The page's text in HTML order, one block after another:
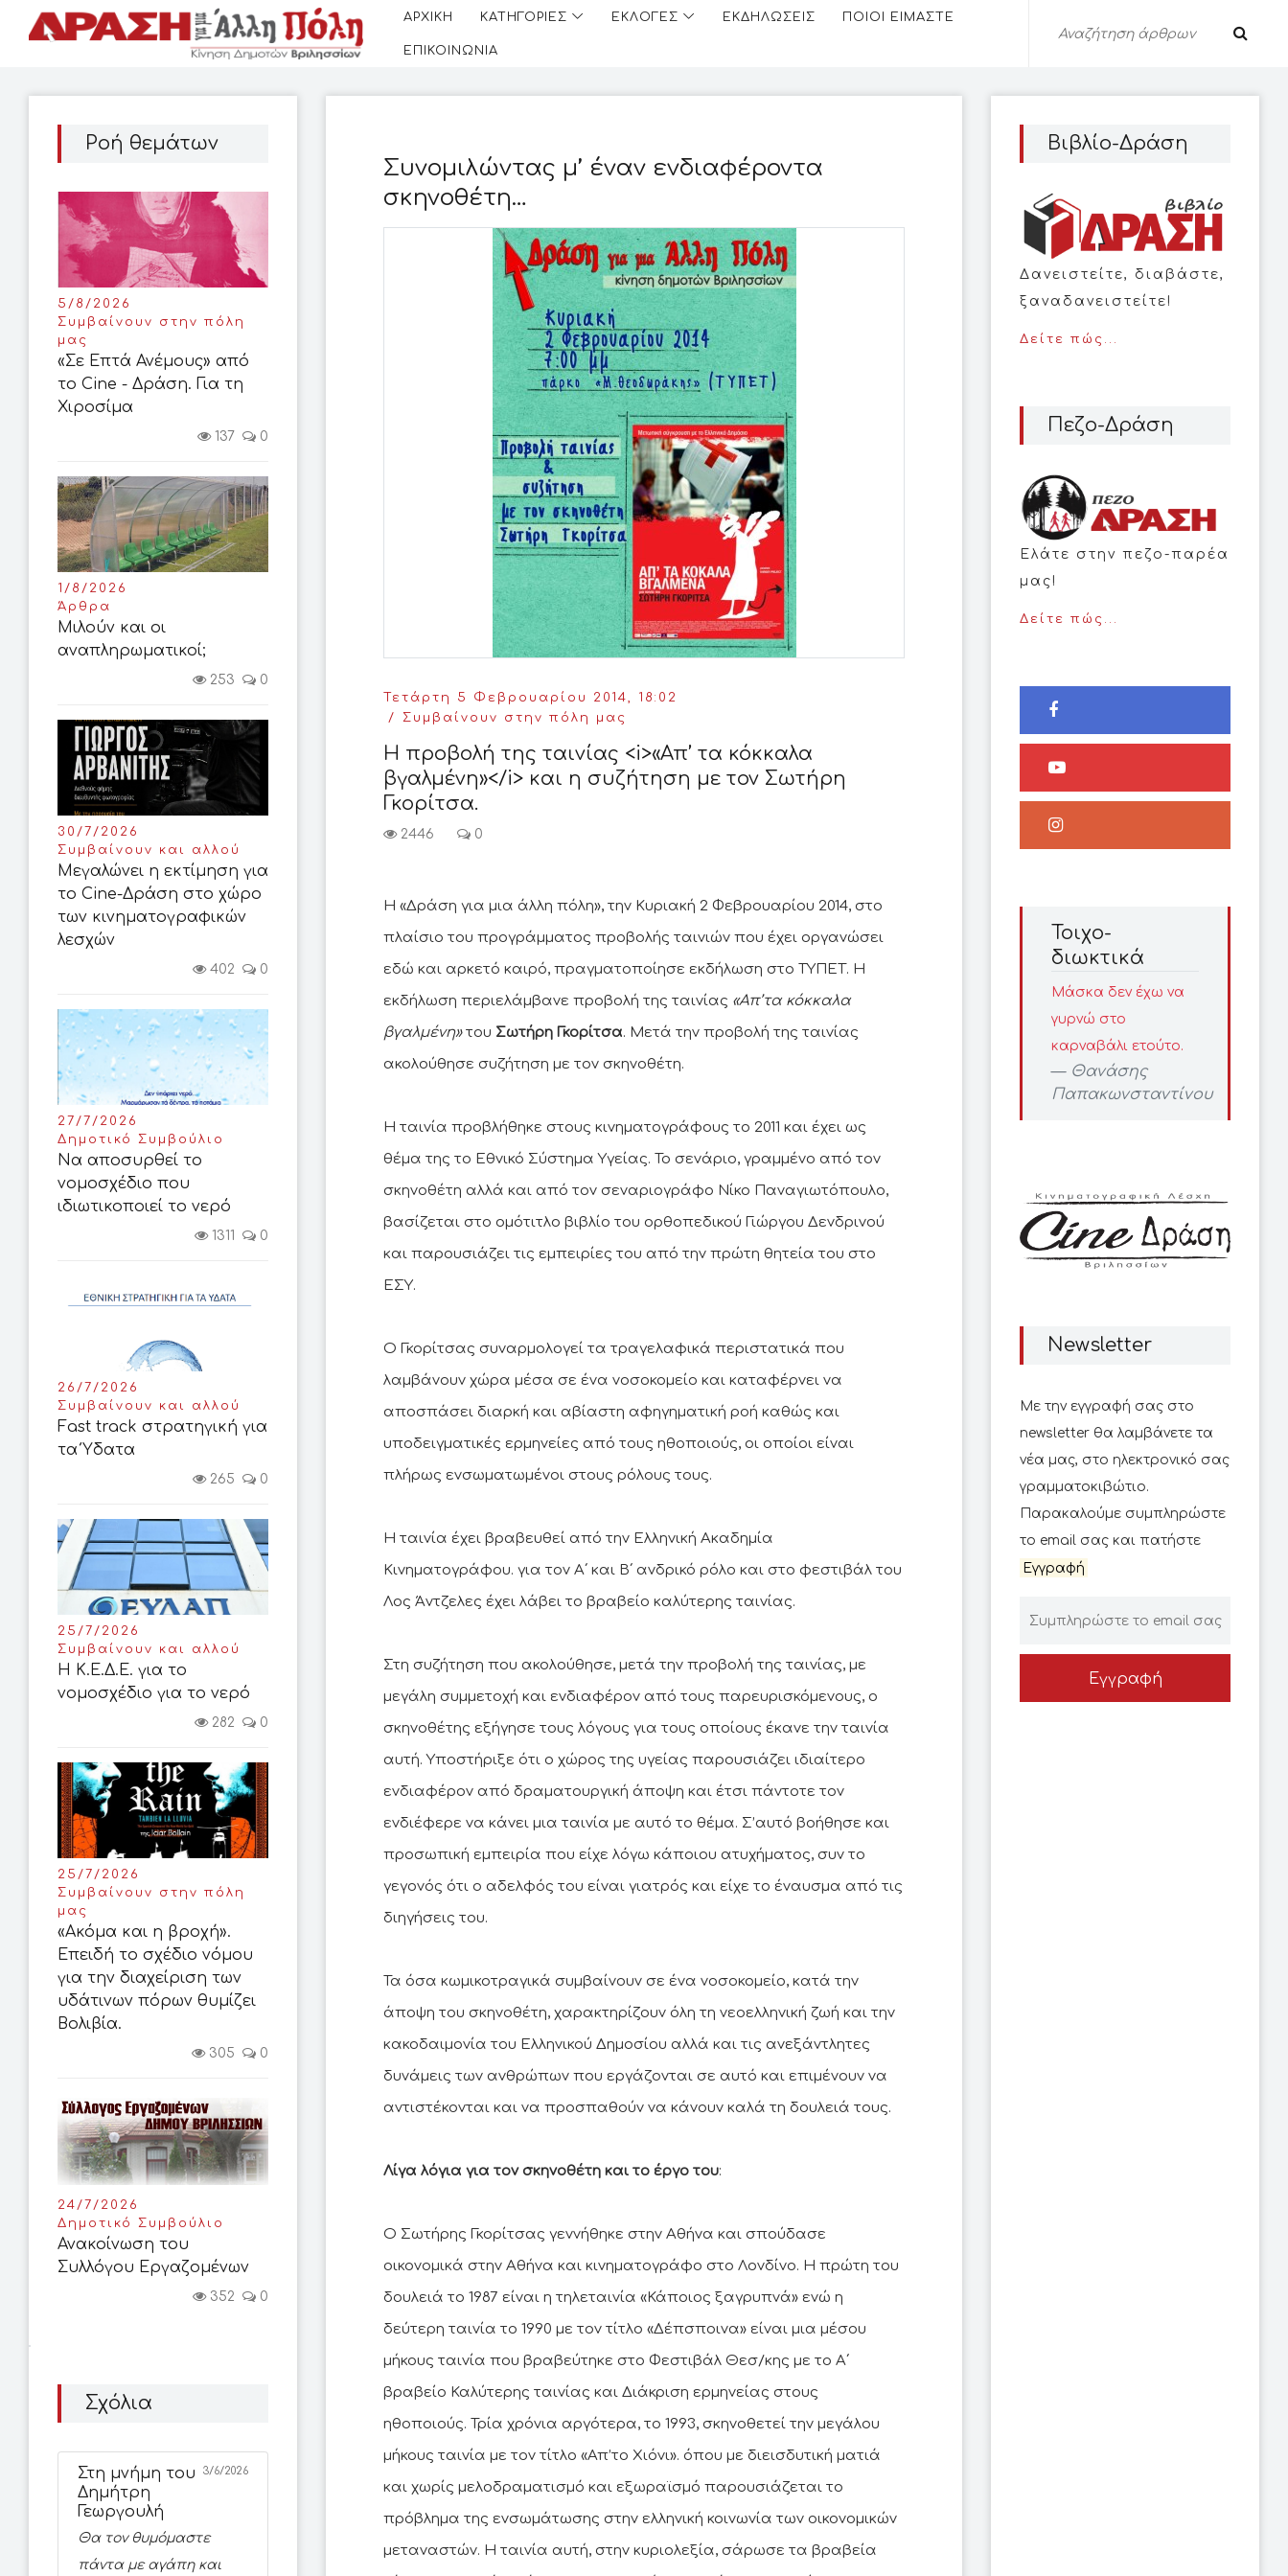
ΑΡΧΙΚΗ ΚΑΤΗΓΟΡΙΕΣ ΕΚΛΟΓΕΣ ΕΚΔΗΛΩΣΕΙΣ ΠΟΙΟΙ ΕΙΜΑΣΤΕ
ΕΠΙΚΟΙΝΩΝΙΑ
Ροή θεμάτων
5/8/2026
Συμβαίνουν στην πόλη
μας
«Σε Επτά Ανέμους» από
το Cine - Δράση. Για τη
Χιροσίμα
137 0
1/8/2026
Άρθρα
Μιλούν και οι
αναπληρωματικοί;
253 0
30/7/2026
Συμβαίνουν και αλλού
Μεγαλώνει η εκτίμηση για
το Cine-Δράση στο χώρο
των κινηματογραφικών
λεσχών
402 0
27/7/2026
Δημοτικό Συμβούλιο
Να αποσυρθεί το
νομοσχέδιο που
ιδιωτικοποιεί το νερό
1311 0
26/7/2026
Συμβαίνουν και αλλού
Fast track στρατηγική για
τα Ύδατα
265 0
25/7/2026
Συμβαίνουν και αλλού
Η Κ.Ε.Δ.Ε. για το
νομοσχέδιο για το νερό
282 0
25/7/2026
Συμβαίνουν στην πόλη
μας
«Ακόμα και η βροχή».
Επειδή το σχέδιο νόμου
για την διαχείριση των
υδάτινων πόρων θυμίζει
Βολιβία.
305 0
24/7/2026
Δημοτικό Συμβούλιο
Ανακοίνωση του
Συλλόγου Εργαζομένων
352 0
Σχόλια
Στη μνήμη του
Δημήτρη
Γεωργουλή
3/6/2026
Θα τον θυμόμαστε
πάντα με αγάπη και
Συνομιλώντας μ’ έναν ενδιαφέροντα
σκηνοθέτη…
Τετάρτη 5 Φεβρουαρίου 2014, 18:02
Συμβαίνουν στην πόλη μας
Η προβολή της ταινίας <i>«Απ’ τα κόκκαλα
βγαλμένη»</i> και η συζήτηση με τον Σωτήρη
Γκορίτσα.
2446 0
Η «Δράση για μια άλλη πόλη», την Κυριακή 2 Φεβρουαρίου 2014, στο
πλαίσιο του προγράμματος προβολής ταινιών που έχει οργανώσει
εδώ και αρκετό καιρό, πραγματοποίησε εκδήλωση στο ΤΥΠΕΤ. Η
εκδήλωση περιελάμβανε προβολή της ταινίας «Απ’τα κόκκαλα
βγαλμένη»του Σωτήρη Γκορίτσα. Μετά την προβολή της ταινίας
ακολούθησε συζήτηση με τον σκηνοθέτη.
Η ταινία προβλήθηκε στους κινηματογράφους το 2011 και έχει ως
θέμα της το Εθνικό Σύστημα Υγείας. Το σενάριο, γραµµένο από τον
σκηνοθέτη αλλά και από τον σεναριογράφο Νίκο Παναγιωτόπουλο,
βασίζεται στο ομότιτλο βιβλίο του ορθοπεδικού Γιώργου Δενδρινού
και παρουσιάζει τις εμπειρίες του από την πρώτη θητεία του στο
ΕΣΥ.
Ο Γκορίτσας συναρμολογεί τα τραγελαφικά περιστατικά που
λαμβάνουν χώρα μέσα σε ένα νοσοκομείο και καταφέρνει να
αποσπάσει διαρκή και αβίαστη αφηγηματική ροή καθώς και
υποδειγματικές ερμηνείες από τους ηθοποιούς, οι οποίοι είναι
πλήρως ενσωματωμένοι στους ρόλους τους.
Η ταινία έχει βραβευθεί από την Ελληνική Ακαδημία
Κινηματογράφου. για τον Α΄ και Β΄ ανδρικό ρόλο και στο φεστιβάλ του
Λος Άντζελες έχει λάβει το βραβείο καλύτερης ταινίας.
Στη συζήτηση που ακολούθησε, μετά την προβολή της ταινίας, με
μεγάλη συμμετοχή και ενδιαφέρον από τους παρευρισκόμενους, ο
σκηνοθέτης εξήγησε τους λόγους για τους οποίους έκανε την ταινία
αυτή. Υποστήριξε ότι ο χώρος της υγείας παρουσιάζει ιδιαίτερο
ενδιαφέρον από δραματουργική άποψη και έτσι πάντοτε τον
ενδιέφερε να κάνει μια ταινία με αυτό το θέμα. Σ’αυτό βοήθησε και
προσωπική εμπειρία που είχε λόγω κάποιου ατυχήματος, συν το
γεγονός ότι ο αδελφός του είναι γιατρός και είχε το έναυσμα από τις
διηγήσεις του.
Τα όσα κωμικοτραγικά συμβαίνουν σε ένα νοσοκομείο, κατά την
άποψη του σκηνοθέτη, χαρακτηρίζουν όλη τη νεοελληνική ζωή και την
κακοδαιμονία του Ελληνικού Δημοσίου αλλά και τις ανεξάντλητες
δυνάμεις των ανθρώπων που εργάζονται σε αυτό και επιμένουν να
αντιστέκονται και να προσπαθούν να κάνουν καλά τη δουλειά τους.
Λίγα λόγια για τον σκηνοθέτη και το έργο του:
Ο Σωτήρης Γκορίτσας γεννήθηκε στην Αθήνα και σπούδασε
οικονομικά στην Αθήνα και κινηματογράφο στο Λονδίνο. Η πρώτη του
δουλειά το 1987 είναι η τηλεταινία «Κάποιος ξαγρυπνά» ενώ η
δεύτερη ταινία το 1990 με τον τίτλο «Δέπσποινα» είναι μια μέσου
μήκους ταινία που βραβεύτηκε στο Φεστιβάλ Θεσ/κης με το Α΄
βραβείο Καλύτερης ταινίας και Διάκριση ερμηνείας στους
ηθοποιούς. Τρία χρόνια αργότερα, το 1993, σκηνοθετεί την μεγάλου
μήκους ταινία με τον τίτλο «Απ’το Χιόνι». όπου με διεισδυτική ματιά
και χωρίς μελοδραματισμό και εξωραϊσμό παρουσιάζεται το
πρόβλημα της ενσωμάτωσης στην ελληνική κοινωνία των οικονομικών
μεταναστών. Η ταινία αυτή, στην κυριολεξία, σάρωσε τα βραβεία
Βιβλίο-Δράση
Δανειστείτε, διαβάστε,
ξαναδανειστείτε!
Δείτε πώς...
Πεζο-Δράση
Ελάτε στην πεζο-παρέα
μας!
Δείτε πώς...
Τοιχο-
διωκτικά
Μάσκα δεν έχω να
γυρνώ στο
καρναβάλι ετούτο.
Θανάσης
Παπακωνσταντίνου
Newsletter
Με την εγγραφή σας στο
newsletter θα λαμβάνετε τα
νέα μας, στο ηλεκτρονικό σας
γραμματοκιβώτιο.
Παρακαλούμε συμπληρώστε
το email σας και πατήστε
Εγγραφή
Εγγραφή